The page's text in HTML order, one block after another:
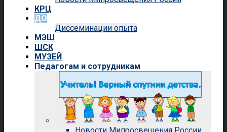
КРЦ
ДО
Диссеминации опыта
МЭШ
ШСК
МУЗЕЙ
Педагогам и сотрудникам